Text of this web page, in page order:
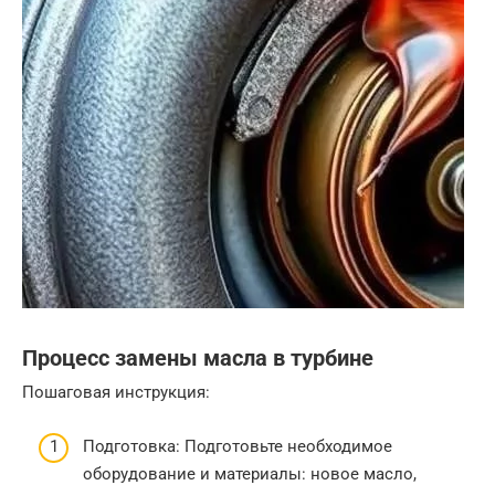
Процесс замены масла в турбине
Пошаговая инструкция:
Подготовка: Подготовьте необходимое
оборудование и материалы: новое масло,